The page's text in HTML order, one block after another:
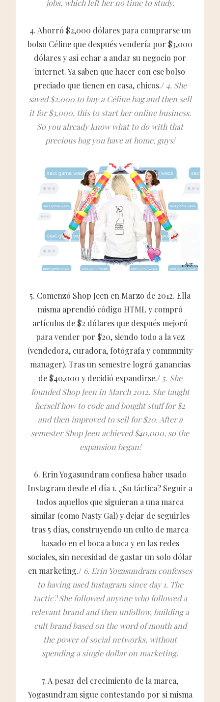
jobs, which left her no time to study.
4. Ahorró $2,000 dólares para comprarse un
bolso Céline que después vendería por $3,000
dólares y así echar a andar su negocio por
internet. Ya saben que hacer con ese bolso
preciado que tienen en casa, chicos./4. She
saved $2,000 to buy a Céline bag and then sell
it for $3,000, this to start her online business.
So you already know what to do with that
precious bag you have at home, guys!
5. Comenzó Shop Jeen en Marzo de 2012. Ella
misma aprendió código HTML y compró
artículos de $2 dólares que después mejoró
para vender por $20, siendo todo a la vez
(vendedora, curadora, fotógrafa y community
manager). Tras un semestre logró ganancias
de $40,000 y decidió expandirse./ 5. She
founded Shop Jeen in March 2012. She taught
herself how to code and bought stuff for $2
and then improved to sell for $20. After a
semester Shop Jeen achieved $40,000, so the
expansion began!
6. Erin Yogasundram confiesa haber usado
Instagram desde el día 1. ¿Su táctica? Seguir a
todos aquellos que siguieran a una marca
similar (como Nasty Gal) y dejar de seguirles
tras 5 días, construyendo un culto de marca
basado en el boca a boca y en las redes
sociales, sin necesidad de gastar un solo dólar
en marketing./ 6. Erin Yogasundram confesses
to having used Instagram since day 1. The
tactic? She followed anyone who followed a
relevant brand and then unfollow, building a
cult brand based on the word of mouth and
the power of social networks, without
spending a single dollar on marketing.
7. A pesar del crecimiento de la marca,
Yogasundram sigue contestando por si misma